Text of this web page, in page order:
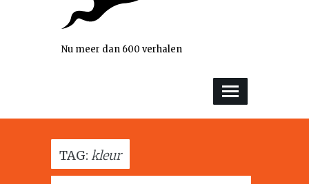
Nu meer dan 600 verhalen
TAG: kleur